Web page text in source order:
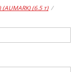
(6.5 т) /